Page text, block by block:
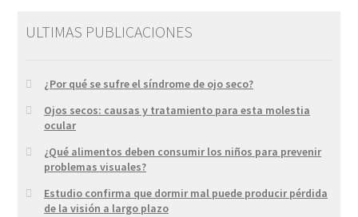
ULTIMAS PUBLICACIONES
¿Por qué se sufre el síndrome de ojo seco?
Ojos secos: causas y tratamiento para esta molestia
ocular
¿Qué alimentos deben consumir los niños para prevenir
problemas visuales?
Estudio confirma que dormir mal puede producir pérdida
de la visión a largo plazo